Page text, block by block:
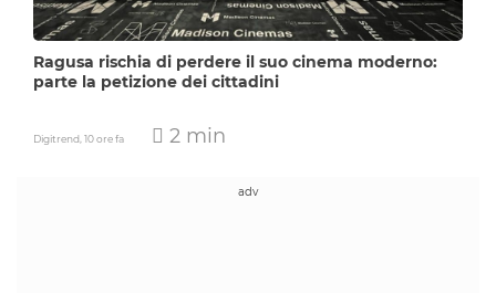
Ragusa rischia di perdere il suo cinema moderno:
parte la petizione dei cittadini
Digitrend,10 ore fa 2 min